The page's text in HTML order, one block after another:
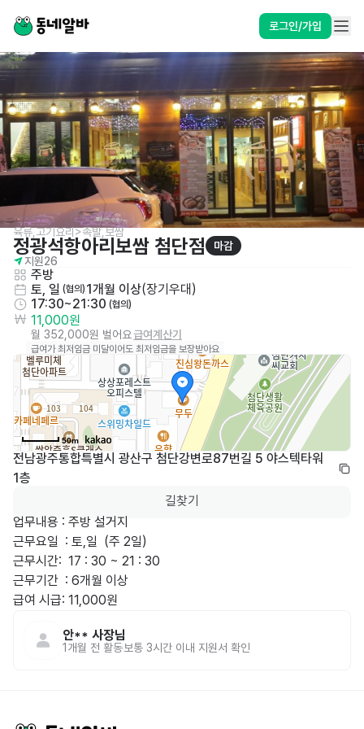
로그인/가입
육류,고기요리>족발,보쌈
정광석항아리보쌈 첨단점
마감
지원26
주방
토, 일 (협의) 1개월 이상(장기우대 )
17:30~21:30 (협의)
11,000원
월 352,000원 벌어요급여계산기
급여가 최저임금 미달이어도 최저임금을 보장받아요
50m
전남광주통합특별시 광산구 첨단강변로87번길 5 야스텍타워
1층
길찾기
업무내용 : 주방 설거지
근무요일	: 토,일  (주 2일)
근무시간:	 17 : 30 ~ 21 : 30
근무기간	: 6개월 이상
급여	시급: 11,000원
안** 사장님
1개월 전 활동보통 3시간 이내 지원서 확인